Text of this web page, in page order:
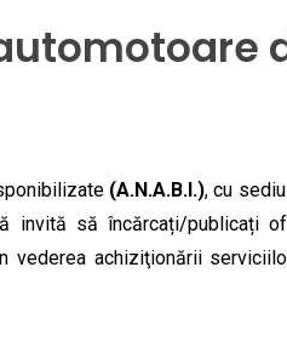
(A.N.A.B.I.), cu
invită să încărcați/publicați
vederea achiziţionării